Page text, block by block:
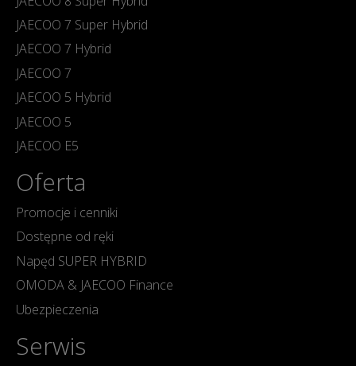
JAECOO 7 Super Hybrid
JAECOO 7 Hybrid
JAECOO 7
JAECOO 5 Hybrid
JAECOO 5
JAECOO E5
Oferta
Promocje i cenniki
Dostępne od ręki
Napęd SUPER HYBRID
OMODA & JAECOO Finance
Ubezpieczenia
Serwis